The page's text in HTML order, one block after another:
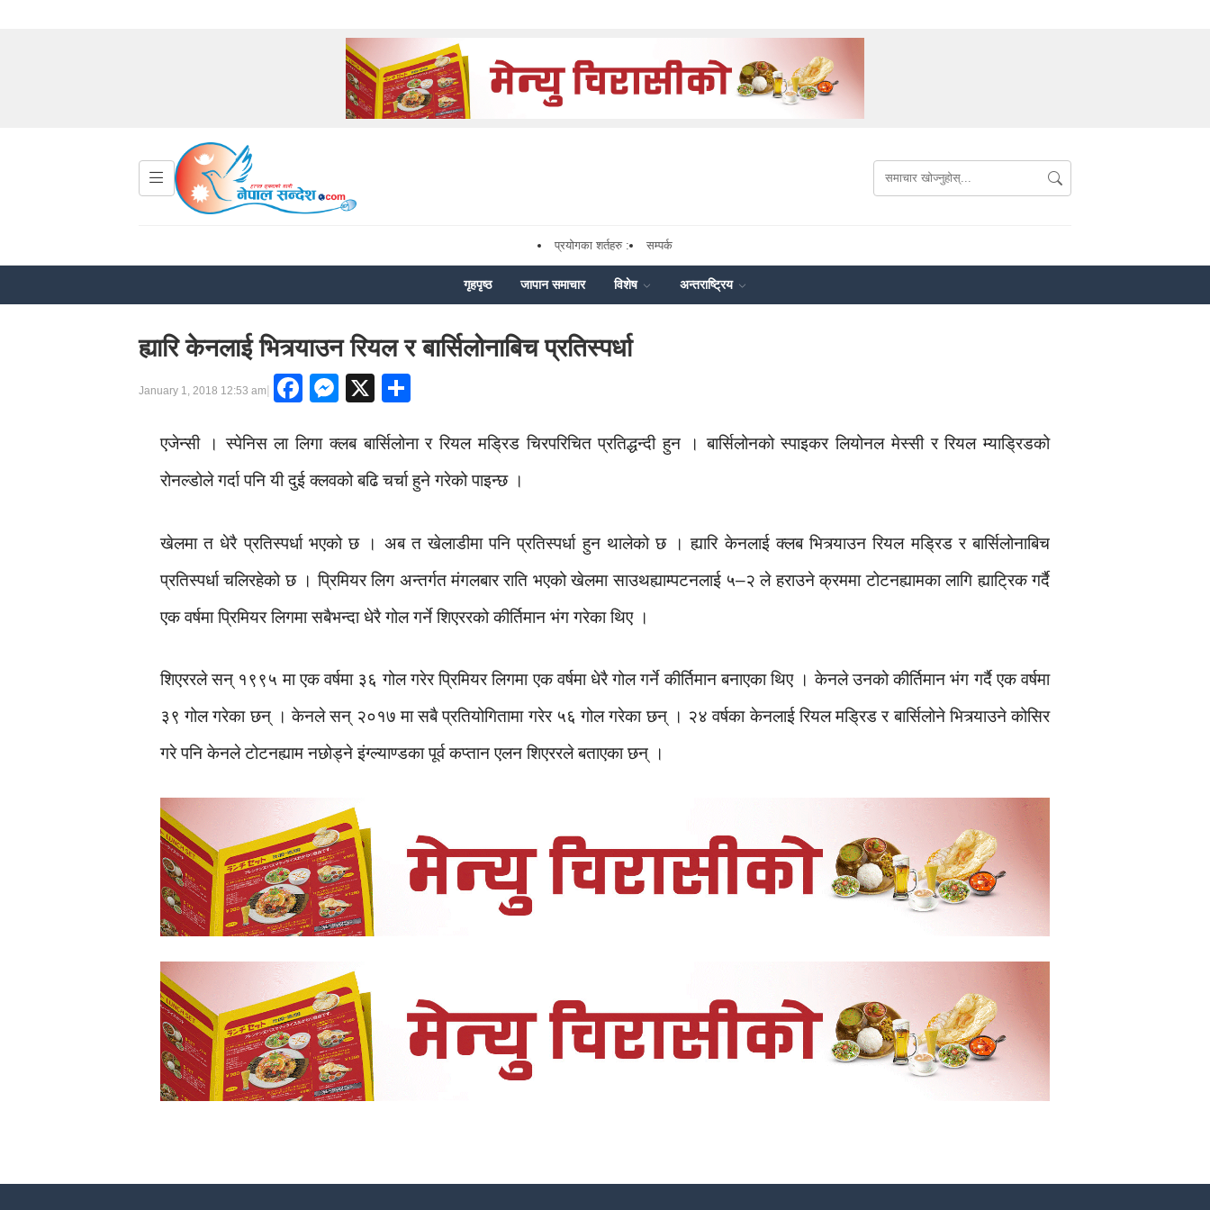
प्रयोगका शर्तहरु : सम्पर्क
गृहपृष्ठ जापान समाचार विशेष अन्तराष्ट्रिय
ह्यारि केनलाई भित्र्याउन रियल र बार्सिलोनाबिच प्रतिस्पर्धा
January 1, 2018 12:53 am| Facebook
Messenger
X
एजेन्सी । स्पेनिस ला लिगा क्लब बार्सिलोना र रियल मड्रिड चिरपरिचित प्रतिद्धन्दी हुन । बार्सिलोनको स्पाइकर लियोनल मेस्सी र रियल म्याड्रिडको
रोनल्डोले गर्दा पनि यी दुई क्लवको बढि चर्चा हुने गरेको पाइन्छ ।
खेलमा त धेरै प्रतिस्पर्धा भएको छ । अब त खेलाडीमा पनि प्रतिस्पर्धा हुन थालेको छ । ह्यारि केनलाई क्लब भित्र्याउन रियल मड्रिड र बार्सिलोनाबिच
प्रतिस्पर्धा चलिरहेको छ । प्रिमियर लिग अन्तर्गत मंगलबार राति भएको खेलमा साउथह्याम्पटनलाई ५–२ ले हराउने क्रममा टोटनह्यामका लागि ह्याट्रिक गर्दै
एक वर्षमा प्रिमियर लिगमा सबैभन्दा धेरै गोल गर्ने शिएररको कीर्तिमान भंग गरेका थिए ।
शिएररले सन् १९९५ मा एक वर्षमा ३६ गोल गरेर प्रिमियर लिगमा एक वर्षमा धेरै गोल गर्ने कीर्तिमान बनाएका थिए । केनले उनको कीर्तिमान भंग गर्दै एक वर्षमा
३९ गोल गरेका छन् । केनले सन् २०१७ मा सबै प्रतियोगितामा गरेर ५६ गोल गरेका छन् । २४ वर्षका केनलाई रियल मड्रिड र बार्सिलोने भित्र्याउने कोसिर
गरे पनि केनले टोटनह्याम नछोड्ने इंग्ल्याण्डका पूर्व कप्तान एलन शिएररले बताएका छन् ।